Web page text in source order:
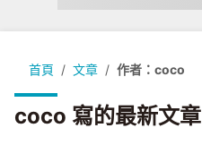
首頁 文章 作者：coco
coco 寫的最新文章